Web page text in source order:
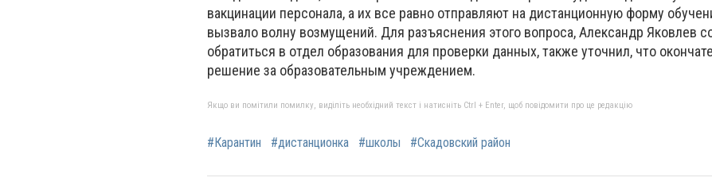
вакцинации персонала, а их все равно отправляют на дистанционную форму
вызвало волну возмущений. Для разъяснения этого вопроса, Александр Яковлев
обратиться в отдел образования для проверки данных, также уточнил, что
решение за образовательным учреждением.
Якщо ви помітили помилку, виділіть необхідний текст і натисніть Ctrl + Enter, щоб повідомити про це редакцію
#Карантин #дистанционка #школы #Скадовский район